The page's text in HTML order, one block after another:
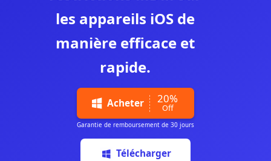
les appareils iOS de
manière efficace et
rapide.